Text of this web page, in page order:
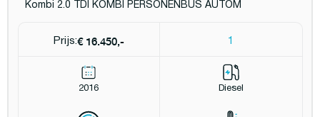
Kombi 2.0 TDI KOMBI PERSONENBUS AUTOM
Prijs:€ 16.450,- 1
2016 Diesel